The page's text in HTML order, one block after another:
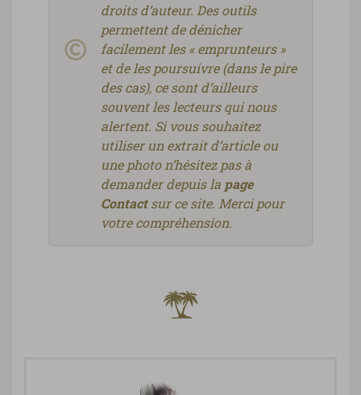
droits d’auteur. Des outils
permettent de dénicher
facilement les « emprunteurs »
et de les poursuivre (dans le pire
des cas), ce sont d’ailleurs
souvent les lecteurs qui nous
alertent. Si vous souhaitez
utiliser un extrait d’article ou
une photo n’hésitez pas à
demander depuis la page
Contactsur ce site. Merci pour
votre compréhension.